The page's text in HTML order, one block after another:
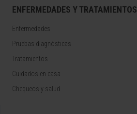
ENFERMEDADES Y TRATAMIENTOS
Enfermedades
Pruebas diagnósticas
Tratamientos
Cuidados en casa
Chequeos y salud